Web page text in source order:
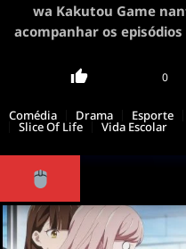
wa Kakutou Game
acompanhar os
0
Comédia Drama Esporte
Slice Of Life Vida Escolar